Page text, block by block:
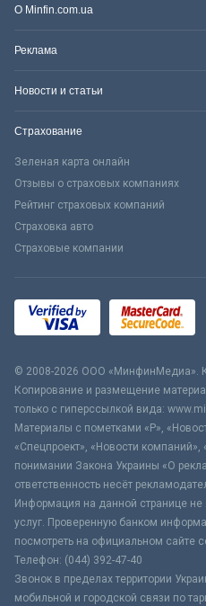
О Minfin.com.ua
Реклама
Новости и статьи
Страхование
Зеленая карта онлайн
Отзывы о страховых компаниях
Рейтинг страховых компаний
Страховка авто
Страховые компании
© 2008-2026 ООО «МинфинМедиа».
Копирование и размещение
только с гиперссылкой вида:
Материалы с пометками «Р»,
«Спецпроект», «Новости
понимании Закона Украины «О
ответственность несёт
Информация на данной странице не
услуг. Проверенную банком
посмотреть на официальном сайте
Телефон: (044) 392-47-40
Звонок в пределах территории
мобильной и городской связи по